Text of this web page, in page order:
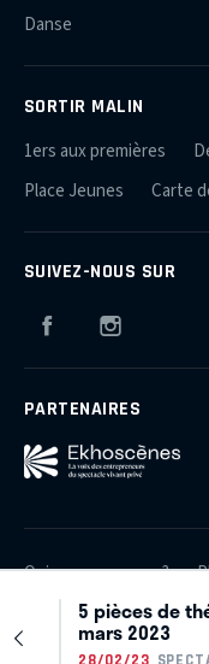
Danse
SORTIR MALIN
1ers aux premières
Place Jeunes
Carte
SUIVEZ-NOUS SUR
Facebook
PARTENAIRES
Qui sommes-nous ?
Contact
5 pièces de
mars 2023
28/02/23